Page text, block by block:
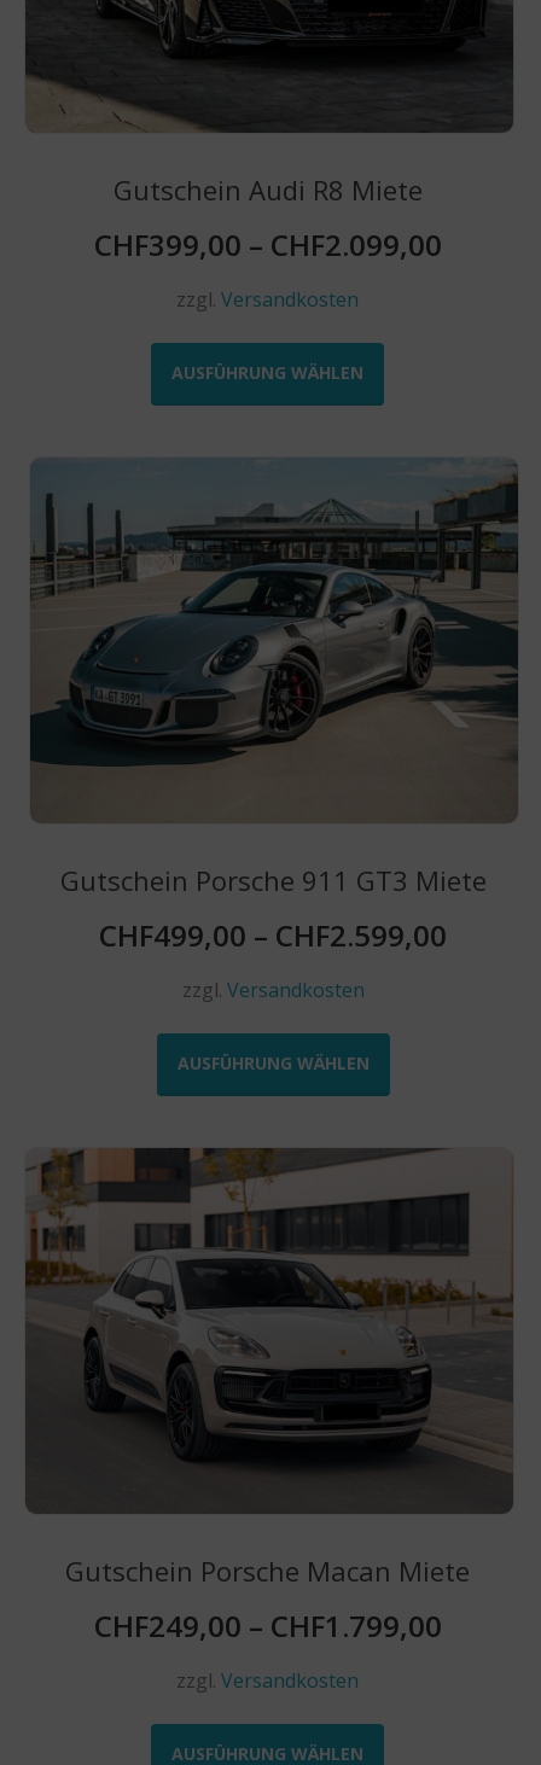
Gutschein Audi R8 Miete
CHF399,00 – CHF2.099,00
zzgl.Versandkosten
AUSFÜHRUNG WÄHLEN
Optionen
können
auf
der
Produktseite
gewählt
werden
Gutschein Porsche 911 GT3 Miete
CHF499,00 – CHF2.599,00
zzgl. Versandkosten
AUSFÜHRUNG WÄHLEN
Die
können
auf
der
Produktseite
gewählt
werden
Gutschein Porsche Macan Miete
CHF249,00 – CHF1.799,00
zzgl.Versandkosten
AUSFÜHRUNG WÄHLEN